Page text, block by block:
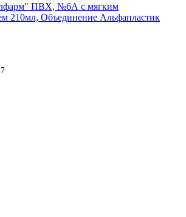
ПВХ, №6А с мягким
210мл, Объединение Альфапластик